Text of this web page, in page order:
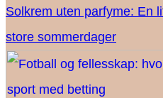
Solkrem uten parfyme: En
store sommerdager